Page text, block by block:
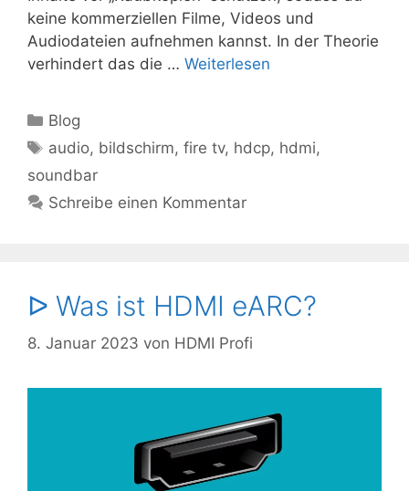
keine kommerziellen Filme, Videos und
Audiodateien aufnehmen kannst. In der Theorie
verhindert das die … Weiterlesen
Kategorien
Blog
Schlagwörter
audio, bildschirm,fire tv, hdcp, hdmi,
soundbar
Schreibe einen Kommentar
ᐅ Was ist HDMI eARC?
8. Januar 2023 von HDMI Profi